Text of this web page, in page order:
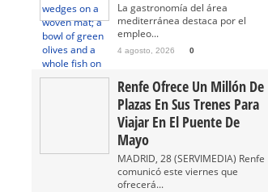
La gastronomía del área
mediterránea destaca por el
empleo...
4 agosto, 2026 0
Renfe Ofrece Un Millón De
Plazas En Sus Trenes Para
Viajar En El Puente De
Mayo
MADRID, 28 (SERVIMEDIA) Renfe
comunicó este viernes que
ofrecerá...